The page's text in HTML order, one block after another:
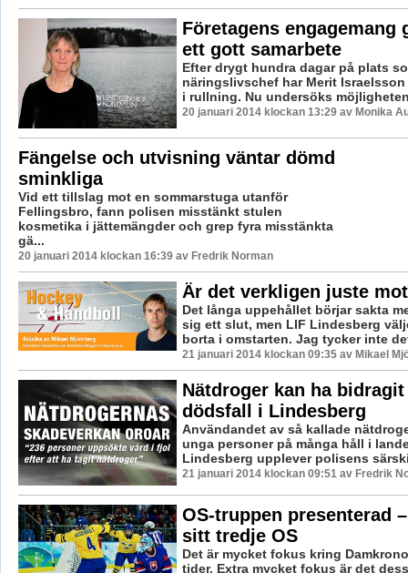
Företagens engagemang
ett gott samarbete
Efter drygt hundra dagar på plats
näringslivschef har Merit
i rullning. Nu undersöks
20 januari 2014 klockan 13:29 av Monika
Fängelse och utvisning väntar dömd
sminkliga
Vid ett tillslag mot en sommarstuga utanför
Fellingsbro, fann polisen misstänkt stulen
kosmetika i jättemängder och grep fyra misstänkta
gä...
20 januari 2014 klockan 16:39 av Fredrik Norman
Är det verkligen juste
Det långa uppehållet börjar sakta
sig ett slut, men LIF Lindesberg
borta i omstarten. Jag tycker inte
21 januari 2014 klockan 09:35 av Mikael
Nätdroger kan ha
dödsfall i Lindesberg
Användandet av så kallade
unga personer på många håll i
Lindesberg upplever polisens
21 januari 2014 klockan 09:51 av Fredrik
OS-truppen presenterad
sitt tredje OS
Det är mycket fokus kring
tider. Extra mycket fokus är det